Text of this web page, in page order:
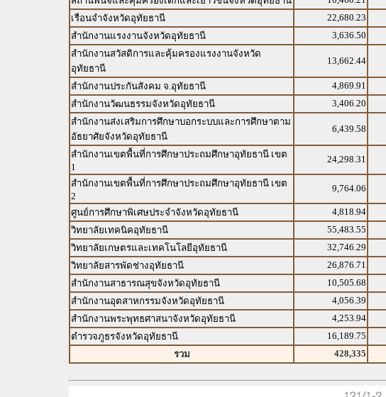
เรือนจำจังหวัดอุทัยธานี
22,680.23
สำนักงานแรงงานจังหวัดอุทัยธานี
3,636.50
สำนักงานสวัสดิการและคุ้มครองแรงงานจังหวัด
อุทัยธานี
13,662.44
สำนักงานประกันสังคม จ.อุทัยธานี 4,869.91
สำนักงานวัฒนธรรมจังหวัดอุทัยธานี
3,406.20
สำนักงานส่งเสริมการศึกษาบอกระบบและการศึกษาตาม
อัธยาศัยจังหวัดอุทัยธานี
6,439.58
สำนักงานเขตพื้นที่การศึกษาประถมศึกษาอุทัยธานี เขต
1
24,298.31
สำนักงานเขตพื้นที่การศึกษาประถมศึกษาอุทัยธานี เขต
2
9,764.06
ศูนย์การศึกษาพิเศษประจำจังหวัดอุทัยธานี 4,818.94
วิทยาลัยเทคนิคอุทัยธานี
55,483.55
วิทยาลัยเกษตรและเทคโนโลยีอุทัยธานี
32,746.29
วิทยาลัยสารพัดช่างอุทัยธานี
26,876.71
สำนักงานสาธารณสุขจังหวัดอุทัยธานี
10,505.68
สำนักงานอุตสาหกรรมจังหวัดอุทัยธานี
4,056.39
สำนักงานพระพุทธศาสนาจังหวัดอุทัยธานี
4,253.94
ตำรวจภูธรจังหวัดอุทัยธานี
16,189.75
รวม
428,335